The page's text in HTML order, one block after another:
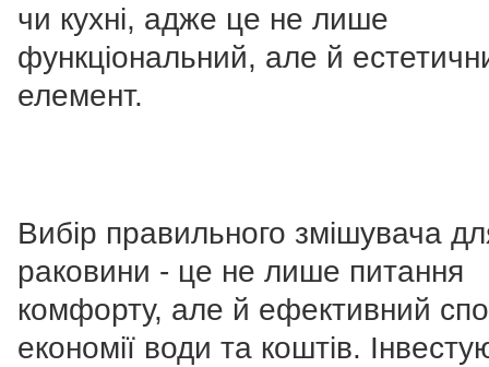
чи кухні, адже це не лише
функціональний, але й
елемент.
Вибір правильного змішувача
раковини - це не лише питання
комфорту, але й ефективний
економії води та коштів.